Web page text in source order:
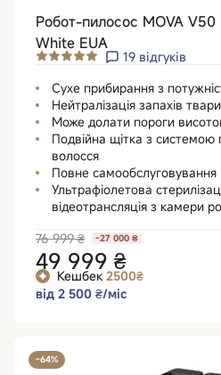
Робот-пилосос MOVA
White EUA
19 відгуків
Сухе прибирання з
Нейтралізація запахів
Може долати пороги
Подвійна щітка з
волосся
Повне самообслуговування
Ультрафіолетова
відеотрансляція з камери
76 999 ₴
-27 000 ₴
49 999 ₴
Кешбек 2500₴
від 2 500 ₴/міс
-64%